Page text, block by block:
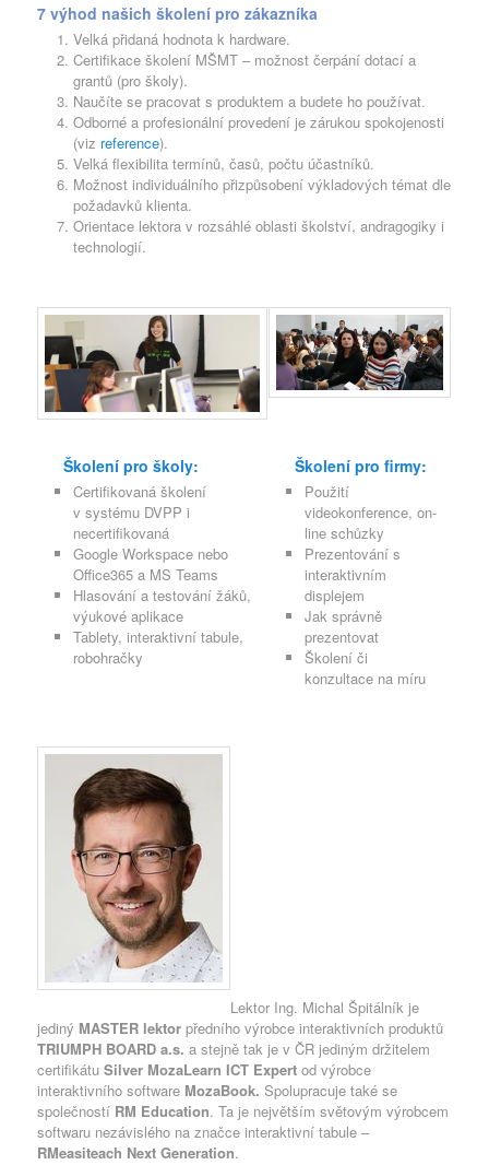
7 výhod našich školení pro zákazníka
Velká přidaná hodnota k hardware.
Certifikace školení MŠMT – možnost čerpání dotací a
grantů (pro školy).
Naučíte se pracovat s produktem a budete ho používat.
Odborné a profesionální provedení je zárukou spokojenosti
(viz reference).
Velká flexibilita termínů, časů, počtu účastníků.
Možnost individuálního přizpůsobení výkladových témat dle
požadavků klienta.
Orientace lektora v rozsáhlé oblasti školství, andragogiky i
technologií.
Školení pro školy:
Certifikovaná školení
v systému DVPP i
necertifikovaná
Google Workspace nebo
Office365 a MS Teams
Hlasování a testování žáků,
výukové aplikace
Tablety, interaktivní tabule,
robohračky
Školení pro firmy:
Použití
videokonference, on-
line schůzky
Prezentování s
interaktivním
displejem
Jak správně
prezentovat
Školení či
konzultace na míru
Lektor Ing. Michal Špitálník je
jediný MASTER lektor předního výrobce interaktivních produktů
TRIUMPH BOARD a.s. a stejně tak je v ČR jediným držitelem
certifikátuSilver MozaLearn ICT Expert od výrobce
interaktivního software MozaBook. Spolupracuje také se
společností RM Education. Ta je největším světovým výrobcem
softwaru nezávislého na značce interaktivní tabule –
RMeasiteach Next Generation.